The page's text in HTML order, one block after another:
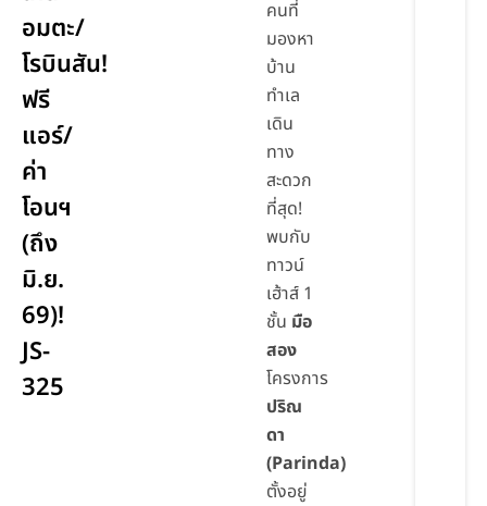
อมตะ/
โรบินสัน!
ฟรี
แอร์/
ค่า
โอนฯ
(ถึง
มิ.ย.
69)!
JS-
325
คนที่
มองหา
บ้าน
ทำเล
เดิน
ทาง
สะดวก
ที่สุด!
พบกับ
ทาวน์
เฮ้าส์ 1
ชั้น มือ
สอง
โครงการ
ปริณ
ดา
(Parinda)
ตั้งอยู่